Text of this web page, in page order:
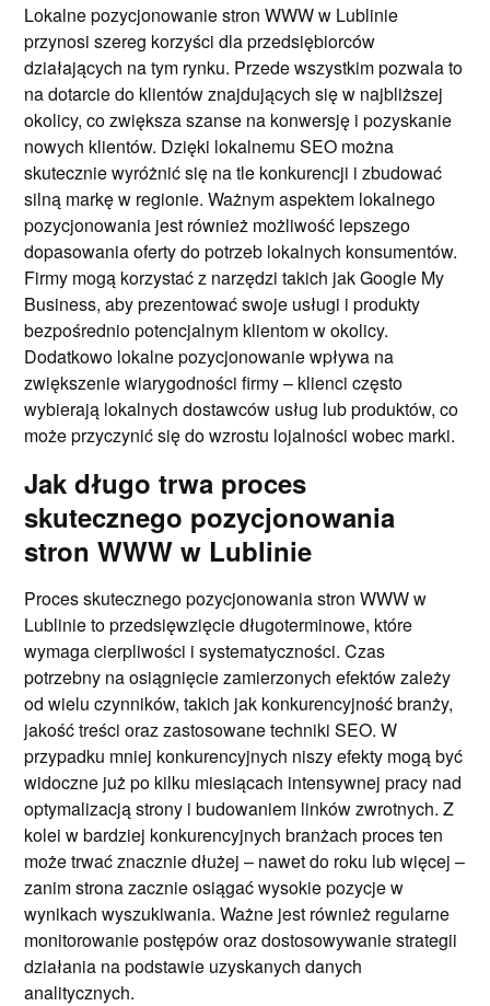
Lokalne pozycjonowanie stron WWW w Lublinie
przynosi szereg korzyści dla przedsiębiorców
działających na tym rynku. Przede wszystkim pozwala to
na dotarcie do klientów znajdujących się w najbliższej
okolicy, co zwiększa szanse na konwersję i pozyskanie
nowych klientów. Dzięki lokalnemu SEO można
skutecznie wyróżnić się na tle konkurencji i zbudować
silną markę w regionie. Ważnym aspektem lokalnego
pozycjonowania jest również możliwość lepszego
dopasowania oferty do potrzeb lokalnych konsumentów.
Firmy mogą korzystać z narzędzi takich jak Google My
Business, aby prezentować swoje usługi i produkty
bezpośrednio potencjalnym klientom w okolicy.
Dodatkowo lokalne pozycjonowanie wpływa na
zwiększenie wiarygodności firmy – klienci często
wybierają lokalnych dostawców usług lub produktów, co
może przyczynić się do wzrostu lojalności wobec marki.
Jak długo trwa proces
skutecznego pozycjonowania
stron WWW w Lublinie
Proces skutecznego pozycjonowania stron WWW w
Lublinie to przedsięwzięcie długoterminowe, które
wymaga cierpliwości i systematyczności. Czas
potrzebny na osiągnięcie zamierzonych efektów zależy
od wielu czynników, takich jak konkurencyjność branży,
jakość treści oraz zastosowane techniki SEO. W
przypadku mniej konkurencyjnych niszy efekty mogą być
widoczne już po kilku miesiącach intensywnej pracy nad
optymalizacją strony i budowaniem linków zwrotnych. Z
kolei w bardziej konkurencyjnych branżach proces ten
może trwać znacznie dłużej – nawet do roku lub więcej –
zanim strona zacznie osiągać wysokie pozycje w
wynikach wyszukiwania. Ważne jest również regularne
monitorowanie postępów oraz dostosowywanie strategii
działania na podstawie uzyskanych danych
analitycznych.